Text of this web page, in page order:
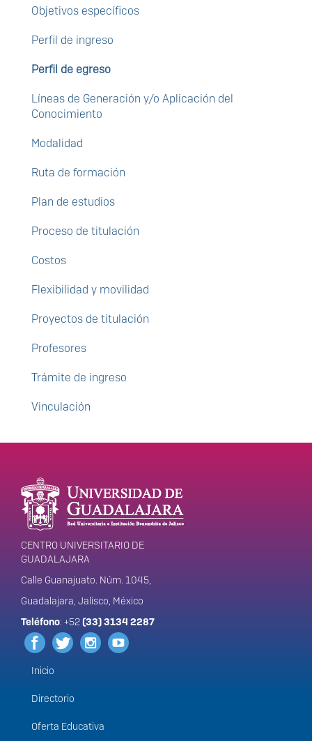
Objetivos específicos
Perfil de ingreso
Perfil de egreso
Líneas de Generación y/o Aplicación del
Conocimiento
Modalidad
Ruta de formación
Plan de estudios
Proceso de titulación
Costos
Flexibilidad y movilidad
Proyectos de titulación
Profesores
Trámite de ingreso
Vinculación
Enlaces de interés
Información del
portal
CENTRO UNIVERSITARIO DE
GUADALAJARA
Calle Guanajuato. Núm. 1045,
Guadalajara, Jalisco, México
Teléfono: +52(33) 3134 2287
Menú
principal
Inicio
Directorio
Oferta Educativa